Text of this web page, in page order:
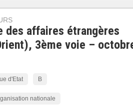
des affaires étrangères
3ème voie –
d'Etat B
nationale